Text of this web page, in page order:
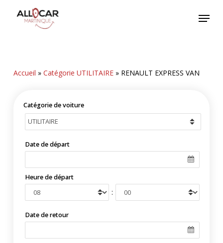
Menu
Accueil » Catégorie UTILITAIRE» RENAULT EXPRESS VAN
Catégorie de voiture
Date de départ
Heure de départ
:
Date de retour